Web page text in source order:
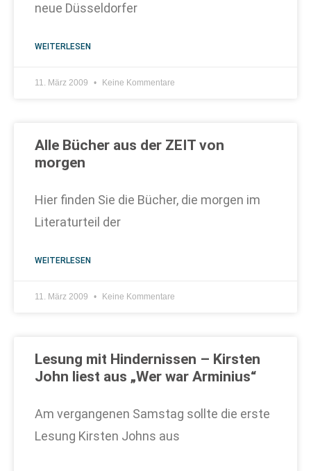
neue Düsseldorfer
WEITERLESEN
11. März 2009 Keine Kommentare
Alle Bücher aus der ZEIT von
morgen
Hier finden Sie die Bücher, die morgen im
Literaturteil der
WEITERLESEN
11. März 2009 Keine Kommentare
Lesung mit Hindernissen – Kirsten
John liest aus „Wer war Arminius“
Am vergangenen Samstag sollte die erste
Lesung Kirsten Johns aus